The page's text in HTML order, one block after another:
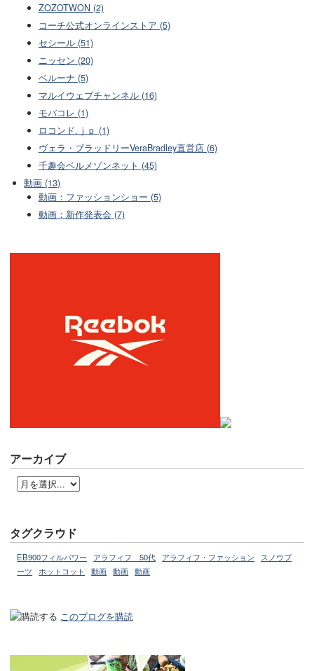
ZOZOTWON (2)
コーチ公式オンラインストア (5)
セシール (51)
ニッセン (20)
ベルーナ (5)
マルイウェブチャンネル (16)
モバコレ (1)
ロコンド.ｊｐ (1)
ヴェラ・ブラッドリーVeraBradley直営店 (6)
千趣会ベルメゾンネット (45)
動画 (13)
動画：ファッションショー (5)
動画：新作発表会 (7)
アーカイブ
タグクラウド
EB900フィルパワー アラフィフ 50代 アラフィフ・ファッション
スノウブ
ーツ
ホットコット 動画 動画 動画
このブログを購読